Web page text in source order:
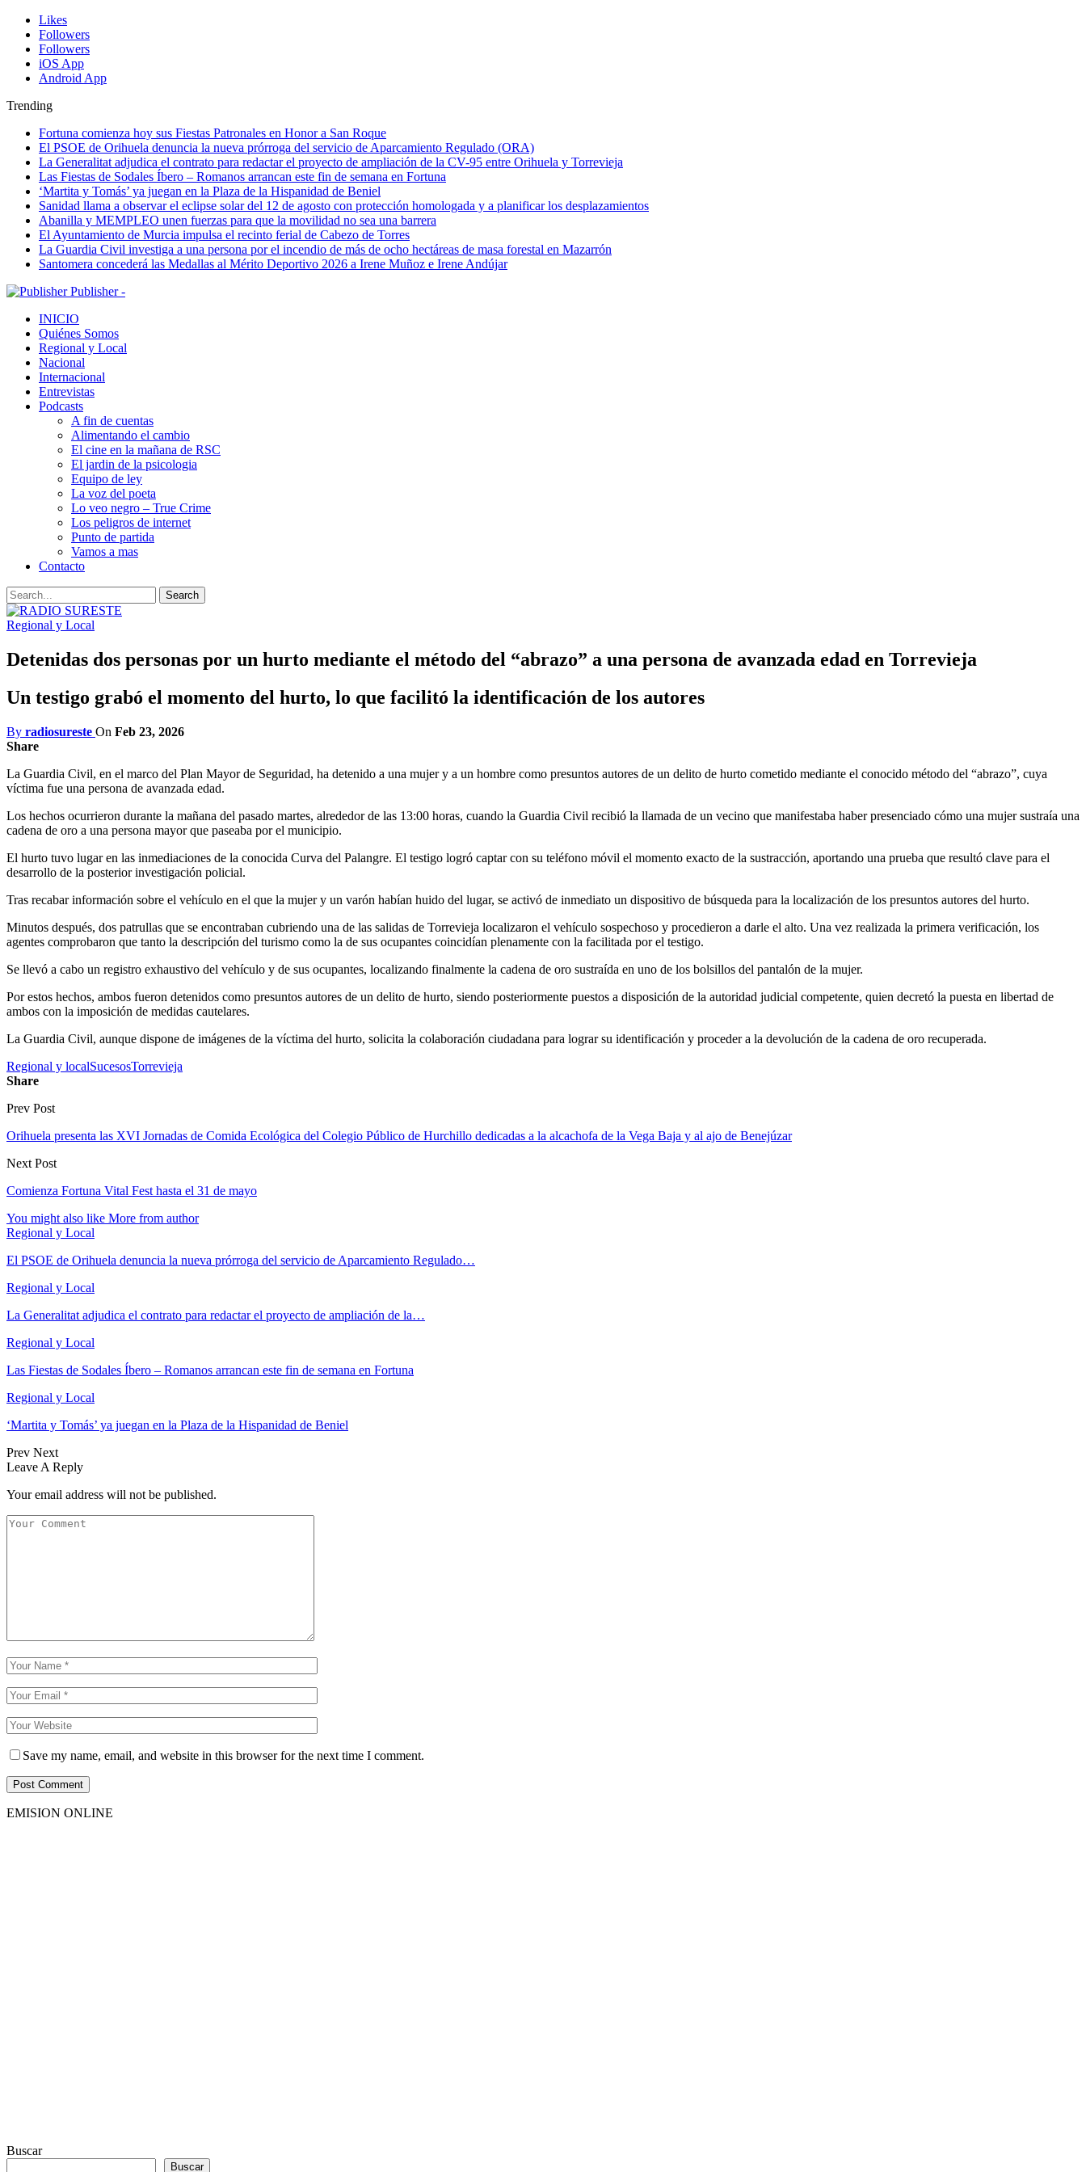
Likes
Followers
Followers
iOS App
Android App
Trending
Fortuna comienza hoy sus Fiestas Patronales en Honor a San Roque
El PSOE de Orihuela denuncia la nueva prórroga del servicio de Aparcamiento Regulado (ORA)
La Generalitat adjudica el contrato para redactar el proyecto de ampliación de la CV-95 entre Orihuela y Torrevieja
Las Fiestas de Sodales Íbero – Romanos arrancan este fin de semana en Fortuna
‘Martita y Tomás’ ya juegan en la Plaza de la Hispanidad de Beniel
Sanidad llama a observar el eclipse solar del 12 de agosto con protección homologada y a planificar los desplazamientos
Abanilla y MEMPLEO unen fuerzas para que la movilidad no sea una barrera
El Ayuntamiento de Murcia impulsa el recinto ferial de Cabezo de Torres
La Guardia Civil investiga a una persona por el incendio de más de ocho hectáreas de masa forestal en Mazarrón
Santomera concederá las Medallas al Mérito Deportivo 2026 a Irene Muñoz e Irene Andújar
Publisher -
INICIO
Quiénes Somos
Regional y Local
Nacional
Internacional
Entrevistas
Podcasts
A fin de cuentas
Alimentando el cambio
El cine en la mañana de RSC
El jardin de la psicologia
Equipo de ley
La voz del poeta
Lo veo negro – True Crime
Los peligros de internet
Punto de partida
Vamos a mas
Contacto
Regional y Local
Detenidas dos personas por un hurto mediante el método del “abrazo” a una persona de avanzada edad en Torrevieja
Un testigo grabó el momento del hurto, lo que facilitó la identificación de los autores
By radiosureste On Feb 23, 2026
Share
La Guardia Civil, en el marco del Plan Mayor de Seguridad, ha detenido a una mujer y a un hombre como presuntos autores de un delito de hurto cometido mediante el conocido método del “abrazo”, cuya
víctima fue una persona de avanzada edad.
Los hechos ocurrieron durante la mañana del pasado martes, alrededor de las 13:00 horas, cuando la Guardia Civil recibió la llamada de un vecino que manifestaba haber presenciado cómo una mujer sustraía una
cadena de oro a una persona mayor que paseaba por el municipio.
El hurto tuvo lugar en las inmediaciones de la conocida Curva del Palangre. El testigo logró captar con su teléfono móvil el momento exacto de la sustracción, aportando una prueba que resultó clave para el
desarrollo de la posterior investigación policial.
Tras recabar información sobre el vehículo en el que la mujer y un varón habían huido del lugar, se activó de inmediato un dispositivo de búsqueda para la localización de los presuntos autores del hurto.
Minutos después, dos patrullas que se encontraban cubriendo una de las salidas de Torrevieja localizaron el vehículo sospechoso y procedieron a darle el alto. Una vez realizada la primera verificación, los
agentes comprobaron que tanto la descripción del turismo como la de sus ocupantes coincidían plenamente con la facilitada por el testigo.
Se llevó a cabo un registro exhaustivo del vehículo y de sus ocupantes, localizando finalmente la cadena de oro sustraída en uno de los bolsillos del pantalón de la mujer.
Por estos hechos, ambos fueron detenidos como presuntos autores de un delito de hurto, siendo posteriormente puestos a disposición de la autoridad judicial competente, quien decretó la puesta en libertad de
ambos con la imposición de medidas cautelares.
La Guardia Civil, aunque dispone de imágenes de la víctima del hurto, solicita la colaboración ciudadana para lograr su identificación y proceder a la devolución de la cadena de oro recuperada.
Regional y localSucesosTorrevieja
Share
Prev Post
Orihuela presenta las XVI Jornadas de Comida Ecológica del Colegio Público de Hurchillo dedicadas a la alcachofa de la Vega Baja y al ajo de Benejúzar
Next Post
Comienza Fortuna Vital Fest hasta el 31 de mayo
You might also like More from author
Regional y Local
El PSOE de Orihuela denuncia la nueva prórroga del servicio de Aparcamiento Regulado…
Regional y Local
La Generalitat adjudica el contrato para redactar el proyecto de ampliación de la…
Regional y Local
Las Fiestas de Sodales Íbero – Romanos arrancan este fin de semana en Fortuna
Regional y Local
‘Martita y Tomás’ ya juegan en la Plaza de la Hispanidad de Beniel
Prev Next
Leave A Reply
Your email address will not be published.
Save my name, email, and website in this browser for the next time I comment.
EMISION ONLINE
Buscar
Buscar